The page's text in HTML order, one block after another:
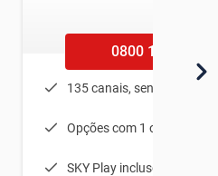
0800 100 1002
135 canais, sendo 25 em
Opções com 1 ou 2
SKY Play incluso